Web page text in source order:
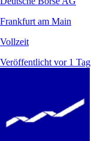
Frankfurt am Main
Vollzeit
Veröffentlicht vor 1 Tag